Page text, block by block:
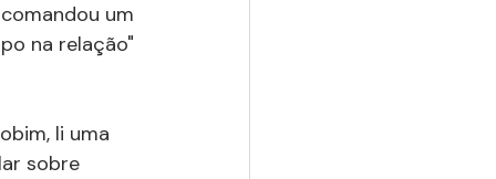
um
na relação"
li uma
sobre